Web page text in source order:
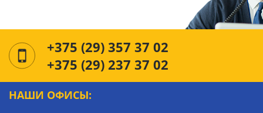
+375 (29) 357 37 02
+375 (29) 237 37 02
НАШИ ОФИСЫ: